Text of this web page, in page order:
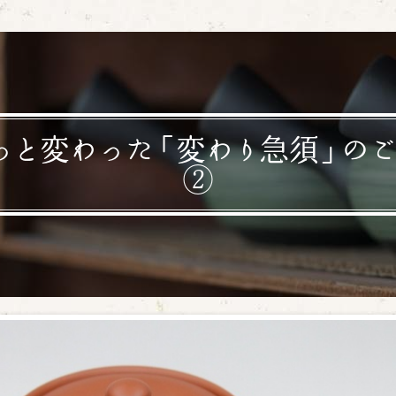
と変わった「変わり急須」の
②